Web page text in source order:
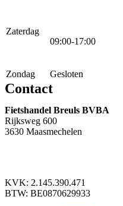
Zaterdag
09:00-17:00
Zondag Gesloten
Contact
Fietshandel Breuls BVBA
Rijksweg 600
3630 Maasmechelen
KVK: 2.145.390.471
BTW: BE0870629933